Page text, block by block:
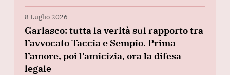
8 Luglio 2026
Garlasco: tutta la verità sul rapporto tra
l’avvocato Taccia e Sempio. Prima
l’amore, poi l’amicizia, ora la difesa
legale